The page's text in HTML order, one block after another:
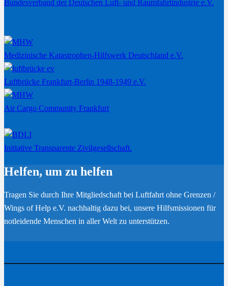
Bundesverband der Deutschen Luft- und Raumfahrtindustrie e.V.
Medizinische Katastrophen-Hilfswerk Deutschland e.V.
Luftbrücke Frankfurt-Berlin 1948-1949 e.V.
Air Cargo Community Frankfurt
Initiative Transparente Zivilgesellschaft.
Helfen, um zu helfen
Tragen Sie durch Ihre Mitgliedschaft bei Luftfahrt ohne Grenzen /
Wings of Help e.V. nachhaltig dazu bei, unsere Hilfsmissionen für
notleidende Menschen in aller Welt zu unterstützen.